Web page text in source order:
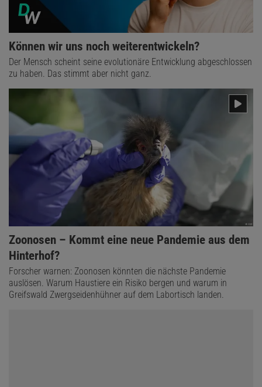
Können wir uns noch weiterentwickeln?
Der Mensch scheint seine evolutionäre Entwicklung abgeschlossen
zu haben. Das stimmt aber nicht ganz.
Zoonosen – Kommt eine neue Pandemie aus dem
Hinterhof?
Forscher warnen: Zoonosen könnten die nächste Pandemie
auslösen. Warum Haustiere ein Risiko bergen und warum in
Greifswald Zwergseidenhühner auf dem Labortisch landen.